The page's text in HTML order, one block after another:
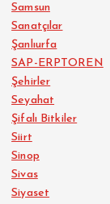
Samsun
Sanatçılar
Şanlıurfa
SAP-ERPTOREN
Şehirler
Seyahat
Şifalı Bitkiler
Siirt
Sinop
Sivas
Siyaset